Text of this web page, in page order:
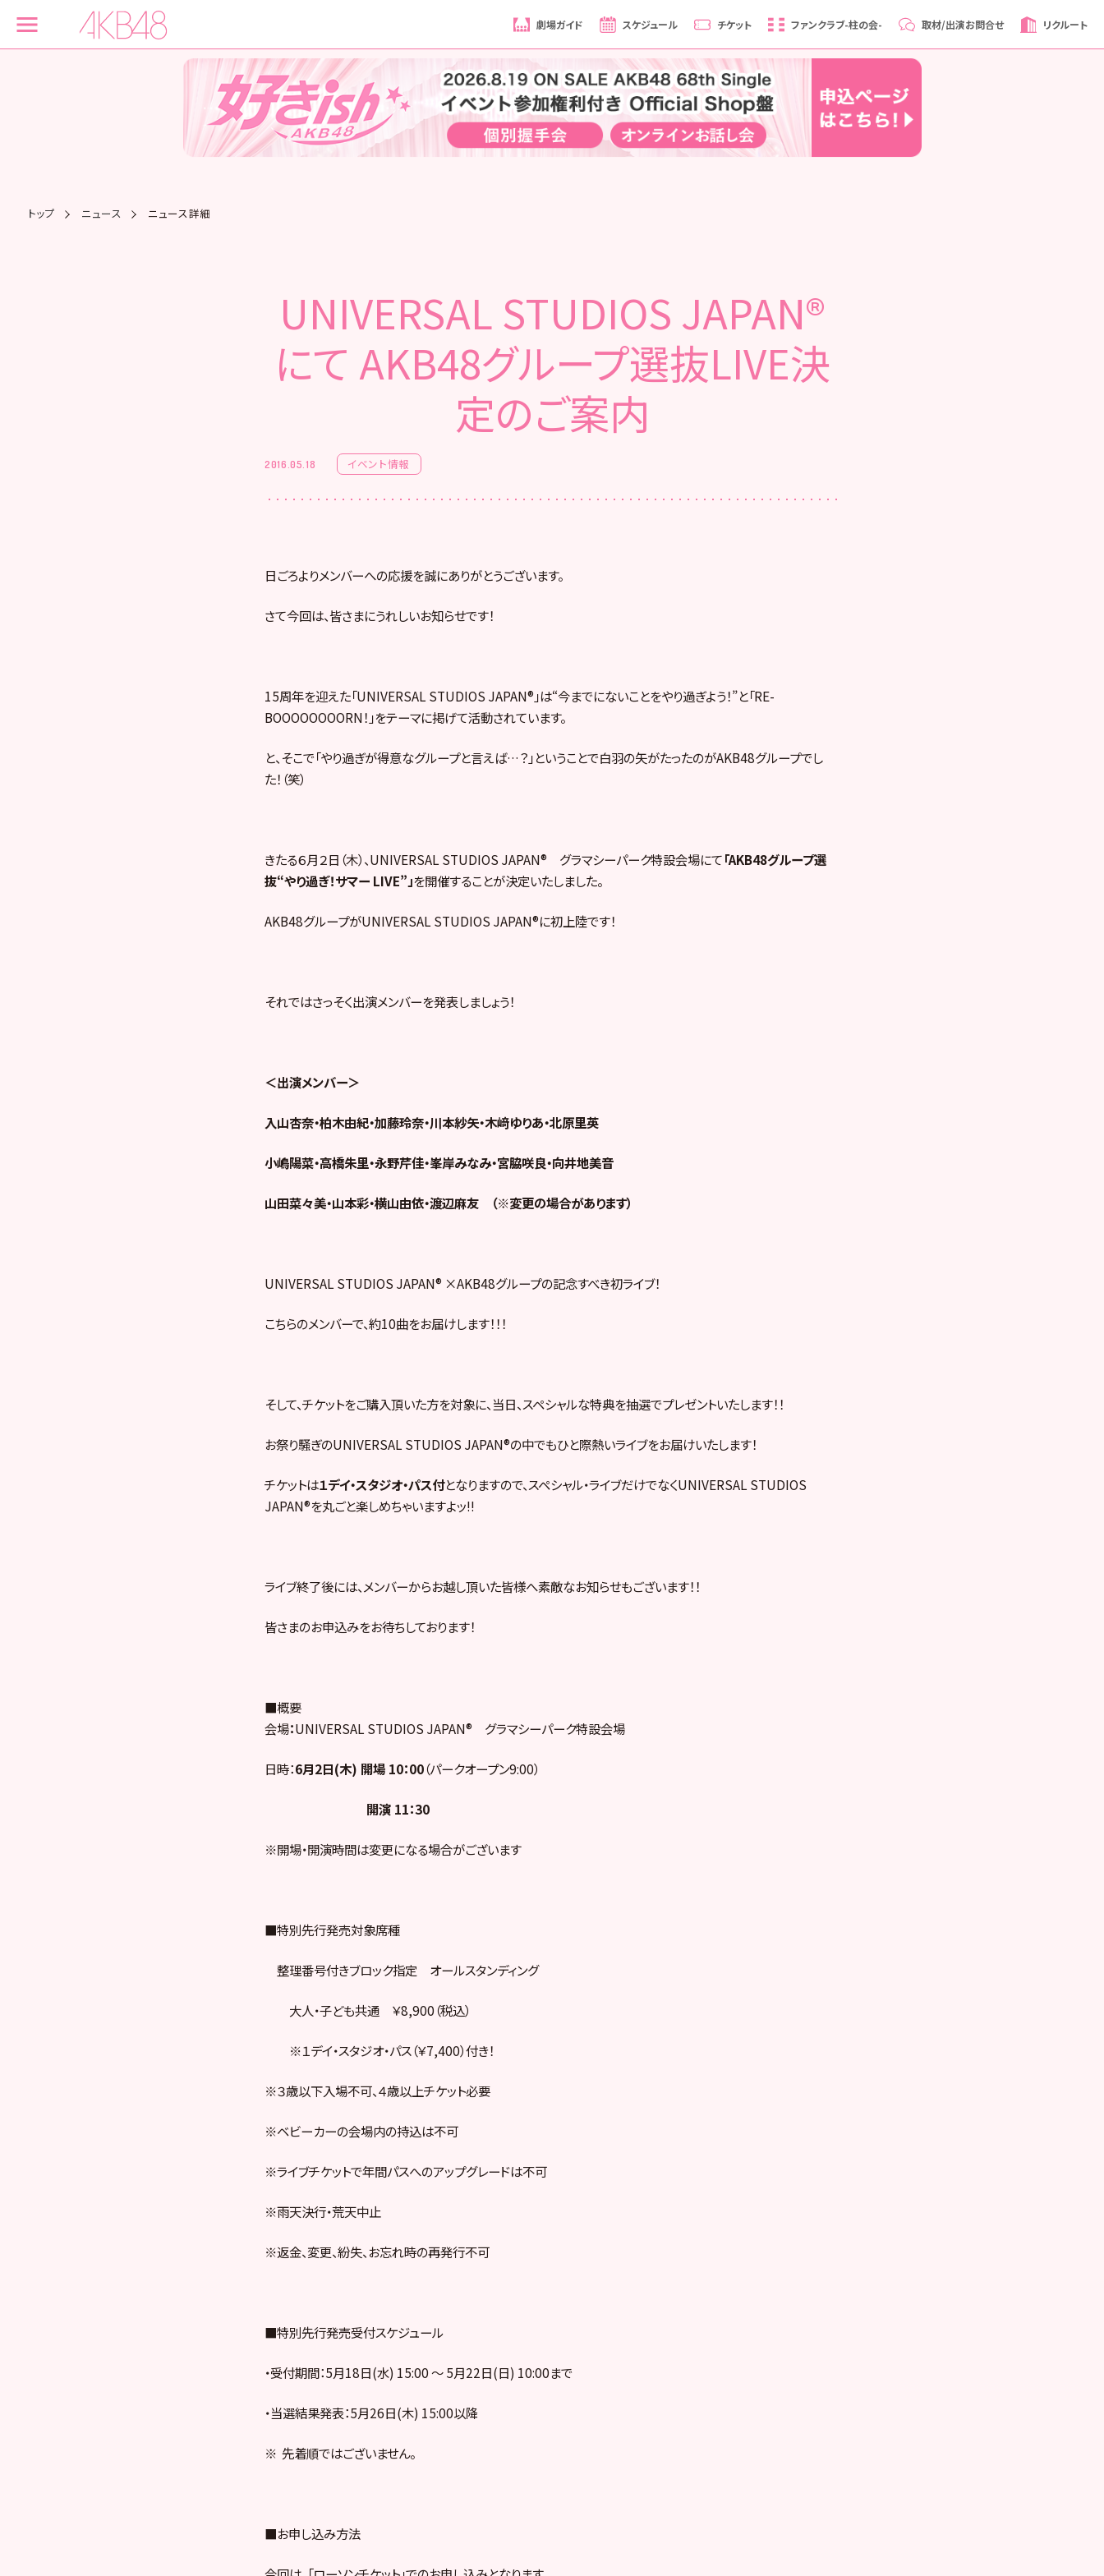
劇場ガイド スケジュール チケット ファンクラブ-柱の会- 取材/出演お問合せ リクルート
トップ ニュース ニュース詳細
UNIVERSAL STUDIOS JAPAN®
にて AKB48グループ選抜LIVE決
定のご案内
2016.05.18 イベント情報
日ごろよりメンバーへの応援を誠にありがとうございます。
さて今回は、皆さまにうれしいお知らせです！
15周年を迎えた「UNIVERSAL STUDIOS JAPAN®」は“今までにないことをやり過ぎよう！”と「RE-
BOOOOOOOORN！」をテーマに掲げて活動されています。
と、そこで「やり過ぎが得意なグループと言えば…？」ということで白羽の矢がたったのがAKB48グループでし
た！（笑）
きたる６月２日（木）、UNIVERSAL STUDIOS JAPAN® グラマシーパーク特設会場にて「AKB48グループ選
抜“やり過ぎ！サマー LIVE”」を開催することが決定いたしました。
AKB48グループがUNIVERSAL STUDIOS JAPAN®に初上陸です！
それではさっそく出演メンバーを発表しましょう！
＜出演メンバー＞
入山杏奈・柏木由紀・加藤玲奈・川本紗矢・木﨑ゆりあ・北原里英
小嶋陽菜・高橋朱里・永野芹佳・峯岸みなみ・宮脇咲良・向井地美音
山田菜々美・山本彩・横山由依・渡辺麻友 （※変更の場合があります）
UNIVERSAL STUDIOS JAPAN® ×AKB48グループの記念すべき初ライブ！
こちらのメンバーで、約10曲をお届けします！！！
そして、チケットをご購入頂いた方を対象に、当日、スペシャルな特典を抽選でプレゼントいたします！！
お祭り騒ぎのUNIVERSAL STUDIOS JAPAN®の中でもひと際熱いライブをお届けいたします！
チケットは１デイ・スタジオ・パス付となりますので、スペシャル・ライブだけでなくUNIVERSAL STUDIOS
JAPAN®を丸ごと楽しめちゃいますよッ!!
ライブ終了後には、メンバーからお越し頂いた皆様へ素敵なお知らせもございます！！
皆さまのお申込みをお待ちしております！
■概要
会場：UNIVERSAL STUDIOS JAPAN® グラマシーパーク特設会場
日時：6月2日(木) 開場 10：00（パークオープン9:00）
開演 11：30
※開場・開演時間は変更になる場合がございます
■特別先行発売対象席種
整理番号付きブロック指定 オールスタンディング
大人・子ども共通 ￥8,900（税込）
※１デイ・スタジオ・パス（￥7,400）付き！
※３歳以下入場不可、４歳以上チケット必要
※ベビーカーの会場内の持込は不可
※ライブチケットで年間パスへのアップグレードは不可
※雨天決行・荒天中止
※返金、変更、紛失、お忘れ時の再発行不可
■特別先行発売受付スケジュール
・受付期間：5月18日(水) 15:00 ～ 5月22日(日) 10:00まで
・当選結果発表：5月26日(木) 15:00以降
※ 先着順ではございません。
■お申し込み方法